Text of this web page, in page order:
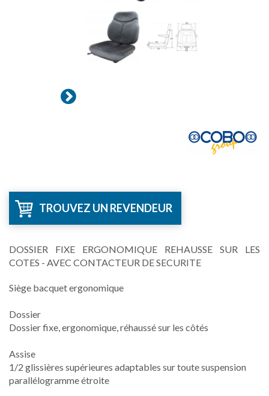
TROUVEZ UN REVENDEUR
DOSSIER FIXE ERGONOMIQUE REHAUSSE SUR LES
COTES - AVEC CONTACTEUR DE SECURITE
Siège bacquet ergonomique
Dossier
Dossier fixe, ergonomique, réhaussé sur les côtés
Assise
1/2 glissières supérieures adaptables sur toute suspension
parallélogramme étroite